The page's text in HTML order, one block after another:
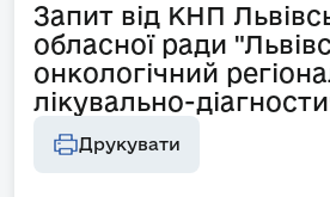
Запит від КНП
обласної ради
онкологічний
лікувально-
Друкувати